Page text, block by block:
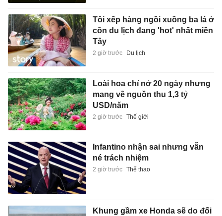
Tôi xếp hàng ngồi xuồng ba lá ở
cồn du lịch đang 'hot' nhất miền
Tây
2 giờ trước Du lịch
Loài hoa chỉ nở 20 ngày nhưng
mang về nguồn thu 1,3 tỷ
USD/năm
2 giờ trước Thế giới
Infantino nhận sai nhưng vẫn
né trách nhiệm
2 giờ trước Thể thao
Khung gầm xe Honda sẽ do đối